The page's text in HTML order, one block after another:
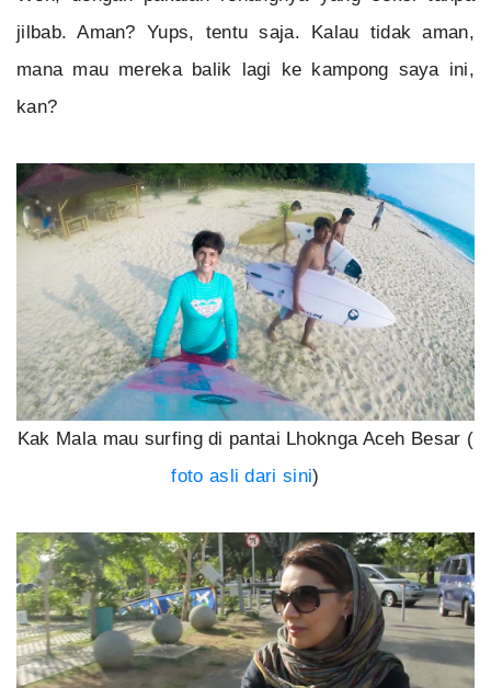
jilbab. Aman? Yups, tentu saja. Kalau tidak aman,
mana mau mereka balik lagi ke kampong saya ini,
kan?
Kak Mala mau surfing di pantai Lhoknga Aceh Besar (
foto asli dari sini)